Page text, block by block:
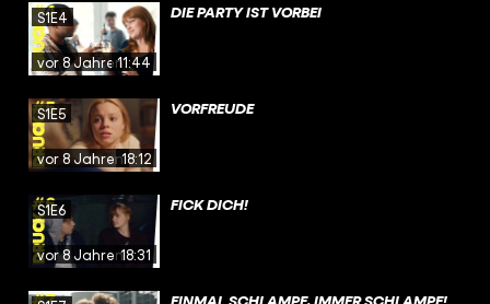
vor 8 Jahren11:44
S1E4 DIE PARTY IST VORBEI
vor 8 Jahren18:12
S1E5 VORFREUDE
vor 8 Jahren18:31
S1E6 FICK DICH!
EINMAL SCHLAMPE, IMMER SCHLAMPE!